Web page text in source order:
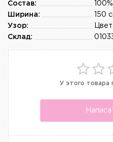
Состав:
150
Ширина:
Узор:
Склад:
У этого товара